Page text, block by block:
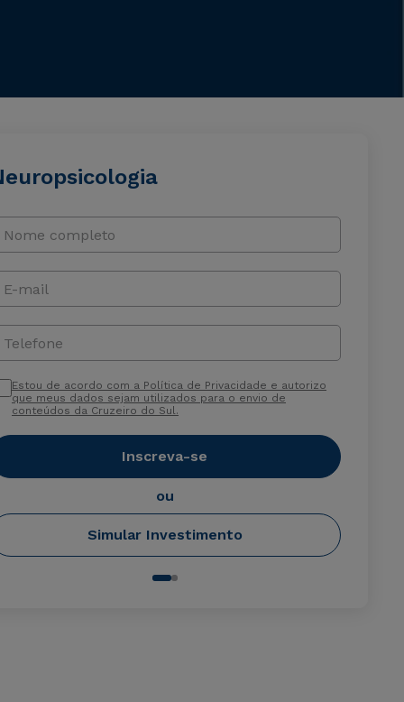
Nome completo
E-mail
Telefone
Estou de acordo com a Política de Privacidade e autorizo
que meus dados sejam utilizados para o envio de
conteúdos da Cruzeiro do Sul.
Inscreva-se
ou
Simular Investimento